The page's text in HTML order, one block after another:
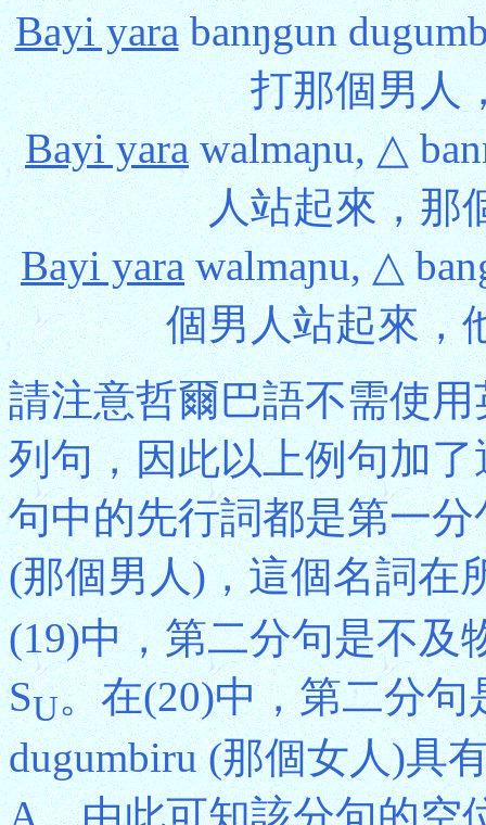
Bayi yarabanŋgun
打那個男
Bayi yarawalmaɲu, △
人站起來，
Bayi yarawalmaɲu, △
個男人站起來
請注意哲爾巴語不需使
列句，因此以上例句加
句中的先行詞都是第一
(那個男人)，這個名詞在
(19)中，第二分句是不及
SU。在(20)中，第二分句
dugumbiru (那個女人)具